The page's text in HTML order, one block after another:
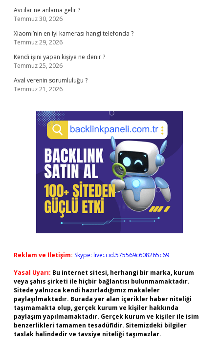
Avcılar ne anlama gelir ?
Temmuz 30, 2026
Xiaomi’nin en iyi kamerası hangi telefonda ?
Temmuz 29, 2026
Kendi işini yapan kişiye ne denir ?
Temmuz 25, 2026
Aval verenin sorumluluğu ?
Temmuz 21, 2026
Reklam ve İletişim: Skype: live:.cid.575569c608265c69
Yasal Uyarı: Bu internet sitesi, herhangi bir marka, kurum
veya şahıs şirketi ile hiçbir bağlantısı bulunmamaktadır.
Sitede yalnızca kendi hazırladığımız makaleler
paylaşılmaktadır. Burada yer alan içerikler haber niteliği
taşımamakta olup, gerçek kurum ve kişiler hakkında
paylaşım yapılmamaktadır. Gerçek kurum ve kişiler ile isim
benzerlikleri tamamen tesadüfidir. Sitemizdeki bilgiler
taslak halindedir ve tavsiye niteliği taşımazlar.